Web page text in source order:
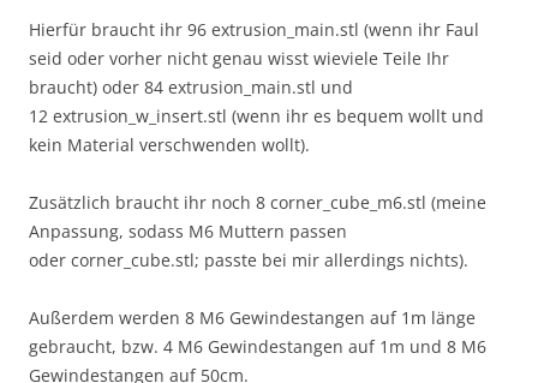
Hierfür braucht ihr 96 extrusion_main.stl (wenn ihr Faul
seid oder vorher nicht genau wisst wieviele Teile Ihr
braucht) oder 84 extrusion_main.stl und
12 extrusion_w_insert.stl (wenn ihr es bequem wollt und
kein Material verschwenden wollt).
Zusätzlich braucht ihr noch 8 corner_cube_m6.stl (meine
Anpassung, sodass M6 Muttern passen
oder corner_cube.stl; passte bei mir allerdings nichts).
Außerdem werden 8 M6 Gewindestangen auf 1m länge
gebraucht, bzw. 4 M6 Gewindestangen auf 1m und 8 M6
Gewindestangen auf 50cm.